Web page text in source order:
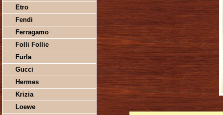
Etro
Fendi
Ferragamo
Folli Follie
Furla
Gucci
Hermes
Krizia
Loewe